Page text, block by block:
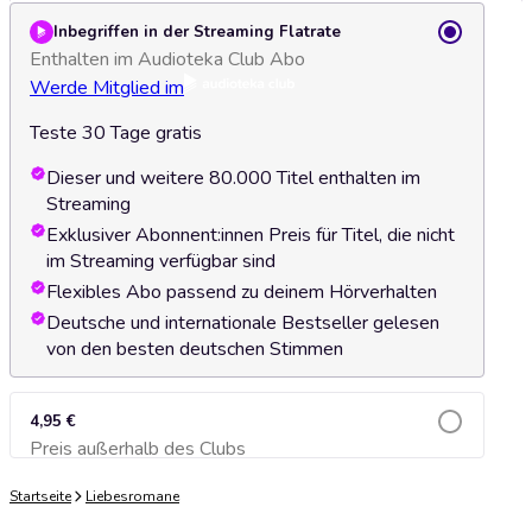
Inbegriffen in der Streaming Flatrate
Enthalten im Audioteka Club Abo
Werde Mitglied im
Teste 30 Tage gratis
Dieser und weitere 80.000 Titel enthalten im
Streaming
Exklusiver Abonnent:innen Preis für Titel, die nicht
im Streaming verfügbar sind
Flexibles Abo passend zu deinem Hörverhalten
Deutsche und internationale Bestseller gelesen
von den besten deutschen Stimmen
4,95 €
Preis außerhalb des ClubsZum Warenkorb hinzufügen
Startseite Liebesromane